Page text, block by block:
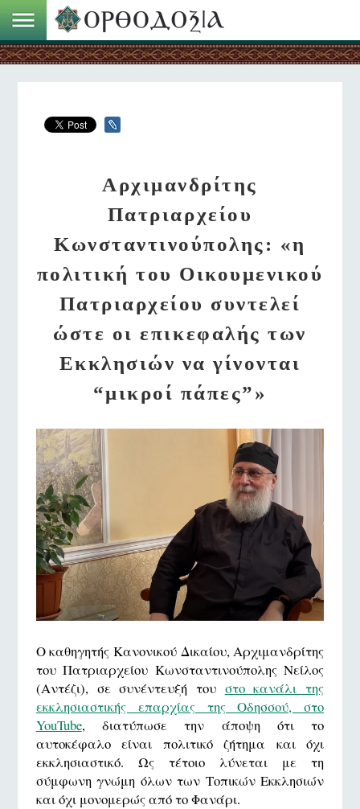
Αρχιμανδρίτης
Πατριαρχείου
Κωνσταντινούπολης: «η
πολιτική του Οικουμενικού
Πατριαρχείου συντελεί
ώστε οι επικεφαλής των
Εκκλησιών να γίνονται
“μικροί πάπες”»
Ο καθηγητής Κανονικού Δικαίου, Αρχιμανδρίτης
του Πατριαρχείου Κωνσταντινούπολης Νείλος
(Αντέζι), σε συνέντευξή του στο κανάλι της
εκκλησιαστικής επαρχίας της Οδησσού, στο
YouTube, διατύπωσε την άποψη ότι το
αυτοκέφαλο είναι πολιτικό ζήτημα και όχι
εκκλησιαστικό. Ως τέτοιο λύνεται με τη
σύμφωνη γνώμη όλων των Τοπικών Εκκλησιών
και όχι μονομερώς από το Φανάρι.